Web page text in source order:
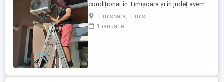
condiționat în Timișoara și în județ avem
experiență de peste 10 ani ,oferim
garanția montajului efectuam igienizarea
,mentenanță aparatelor ,reparam încărcăm
Timisoara, Timis
1 ianuarie